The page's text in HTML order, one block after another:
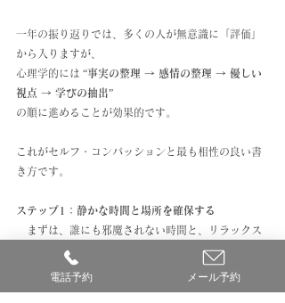
一年の振り返りでは、多くの人が無意識に「評価」
から入りますが、
心理学的には “事実の整理 → 感情の整理 → 優しい
視点 → 学びの抽出”
の順に進めることが効果的です。
これがセルフ・コンパッションと最も相性の良い書
き方です。
ステップ1：静かな時間と場所を確保する
まずは、誰にも邪魔されない時間と、リラックス
できる空間を確保しましょう。温かい飲み物を用意
したり、好きな音楽をかけたりするのも良いでしょ
電話予約 メール予約